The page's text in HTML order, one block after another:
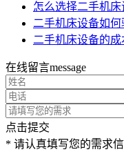
怎么选择二手机床
二手机床设备如
二手机床设备的
在线留言message
点击提交
* 请认真填写您的需求